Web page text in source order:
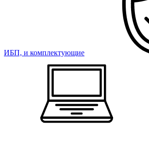
ИБП, и комплектующие